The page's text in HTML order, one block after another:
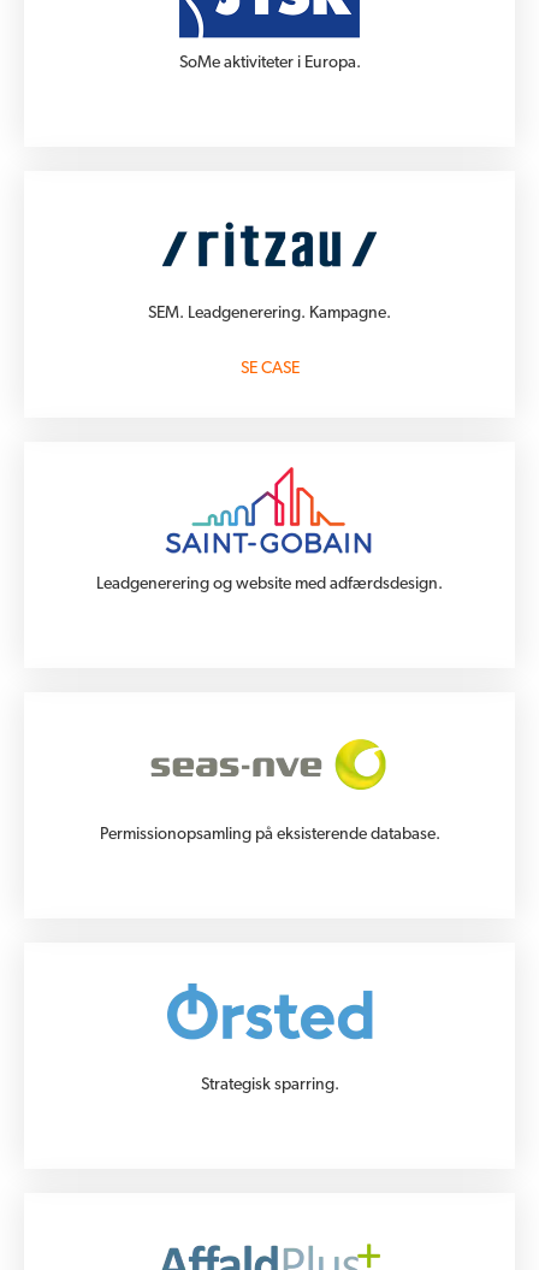
SoMe aktiviteter i Europa.
SEM. Leadgenerering. Kampagne.
SE CASE
Leadgenerering og website med adfærdsdesign.
Permissionopsamling på eksisterende database.
Strategisk sparring.